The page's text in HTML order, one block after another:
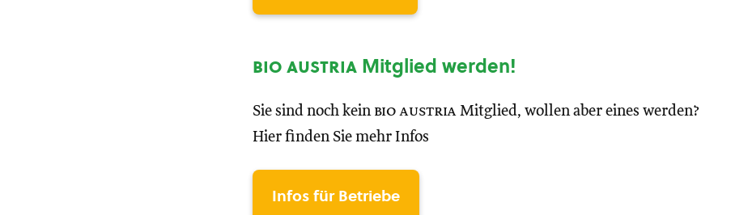
bio austria Mitglied werden!
Sie sind noch kein bio austria Mitglied, wollen aber eines werden?
Hier finden Sie mehr Infos
Infos für Betriebe